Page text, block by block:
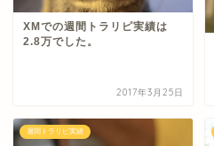
XMでの週間トラリピ実績は
2.8万でした。
2017年3月25日
週間トラリピ実績